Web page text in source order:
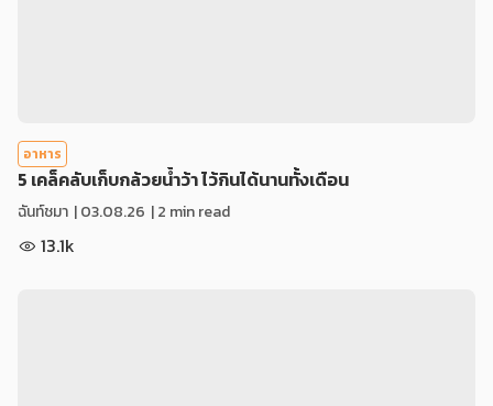
อาหาร
5 เคล็คลับเก็บกล้วยน้ำว้า ไว้กินได้นานทั้งเดือน
ฉันท์ชมา |03.08.26 | 2 min read
13.1k